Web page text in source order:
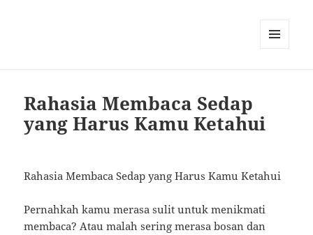
Rahasia Membaca Sedap
yang Harus Kamu Ketahui
Rahasia Membaca Sedap yang Harus Kamu Ketahui
Pernahkah kamu merasa sulit untuk menikmati
membaca? Atau malah sering merasa bosan dan